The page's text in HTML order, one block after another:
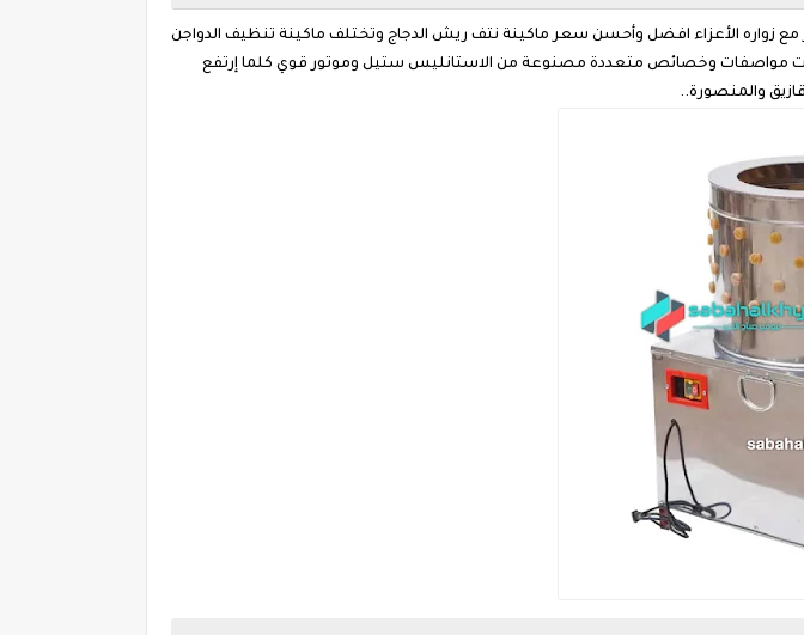
الأعزاء افضل وأحسن سعر ماكينة نتف ريش الدجاج وتختلف ماكينة تنظيف الدواجن
مواصفات وخصائص متعددة مصنوعة من الاستانليس ستيل وموتور قوي كلما إرتفع
والمنصورة..